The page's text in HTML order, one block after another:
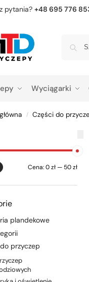
pytania? +48 695 776
Wyciągarki
/ Części do
Cena:0 zł— 50 zł
plandekowe
przyczep